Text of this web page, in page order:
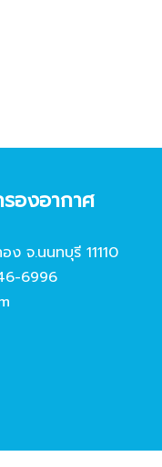
องอากาศ
จ.นนทบุรี 11110
6996